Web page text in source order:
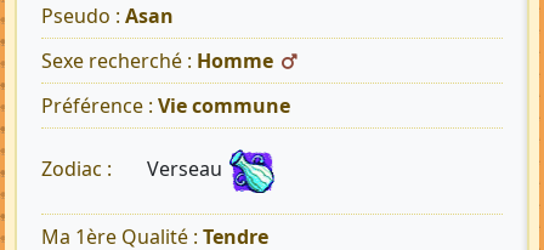
Pseudo : Asan
Sexe recherché : Homme
Préférence : Vie commune
Zodiac : Verseau
Ma 1ère Qualité : Tendre